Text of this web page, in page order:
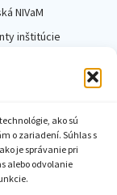
ako sú
o zariadení. Súhlas s
je správanie pri
alebo odvolanie
NIVaM
inštitúcie